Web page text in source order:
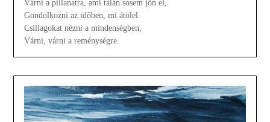
Várni a pillanatra, ami talán sosem jön el,
Gondolkozni az időben, mi átölel.
Csillagokat nézni a mindenségben,
Várni, várni a reménységre.